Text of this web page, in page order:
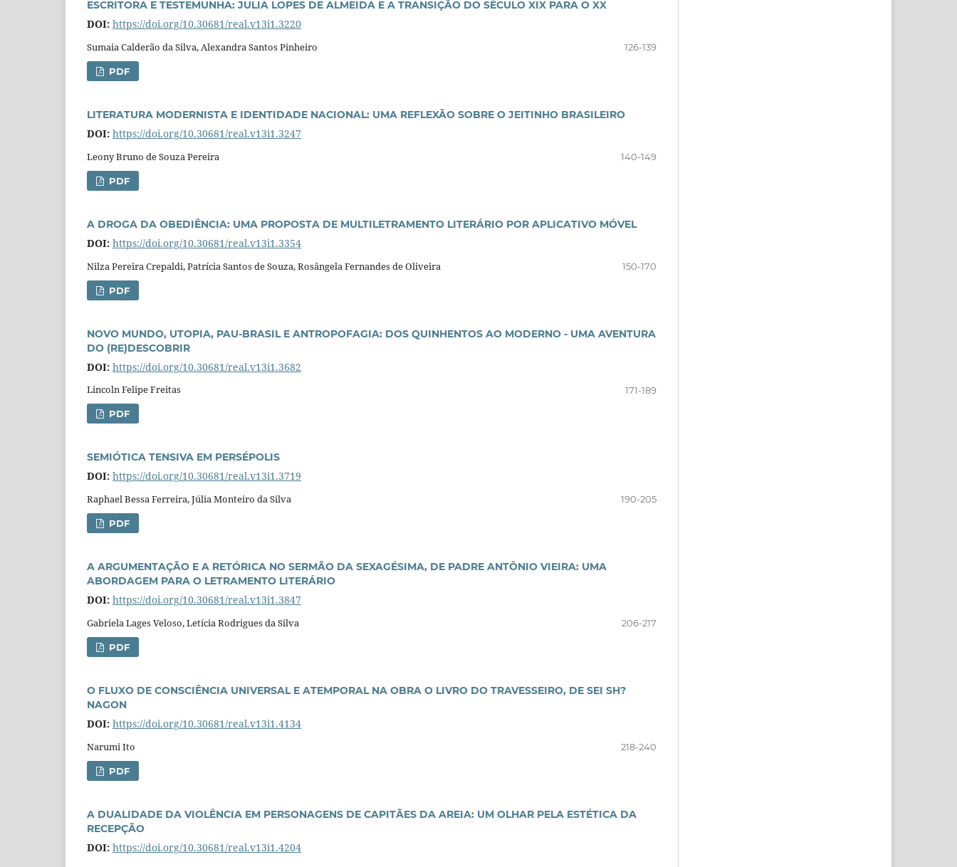
ESCRITORA E TESTEMUNHA: JULIA LOPES DE ALMEIDA E A TRANSIÇÃO DO SÉCULO XIX PARA O XX
DOI: https://doi.org/10.30681/real.v13i1.3220
Sumaia Calderão da Silva, Alexandra Santos Pinheiro 126-139
PDF
LITERATURA MODERNISTA E IDENTIDADE NACIONAL: UMA REFLEXÃO SOBRE O JEITINHO BRASILEIRO
DOI: https://doi.org/10.30681/real.v13i1.3247
Leony Bruno de Souza Pereira 140-149
PDF
A DROGA DA OBEDIÊNCIA: UMA PROPOSTA DE MULTILETRAMENTO LITERÁRIO POR APLICATIVO MÓVEL
DOI: https://doi.org/10.30681/real.v13i1.3354
Nilza Pereira Crepaldi, Patrícia Santos de Souza, Rosângela Fernandes de Oliveira 150-170
PDF
NOVO MUNDO, UTOPIA, PAU-BRASIL E ANTROPOFAGIA: DOS QUINHENTOS AO MODERNO - UMA AVENTURA
DO (RE)DESCOBRIR
DOI: https://doi.org/10.30681/real.v13i1.3682
Lincoln Felipe Freitas 171-189
PDF
SEMIÓTICA TENSIVA EM PERSÉPOLIS
DOI: https://doi.org/10.30681/real.v13i1.3719
Raphael Bessa Ferreira, Júlia Monteiro da Silva 190-205
PDF
A ARGUMENTAÇÃO E A RETÓRICA NO SERMÃO DA SEXAGÉSIMA, DE PADRE ANTÔNIO VIEIRA: UMA
ABORDAGEM PARA O LETRAMENTO LITERÁRIO
DOI: https://doi.org/10.30681/real.v13i1.3847
Gabriela Lages Veloso, Letícia Rodrigues da Silva 206-217
PDF
O FLUXO DE CONSCIÊNCIA UNIVERSAL E ATEMPORAL NA OBRA O LIVRO DO TRAVESSEIRO, DE SEI SH?
NAGON
DOI: https://doi.org/10.30681/real.v13i1.4134
Narumi Ito 218-240
PDF
A DUALIDADE DA VIOLÊNCIA EM PERSONAGENS DE CAPITÃES DA AREIA: UM OLHAR PELA ESTÉTICA DA
RECEPÇÃO
DOI: https://doi.org/10.30681/real.v13i1.4204